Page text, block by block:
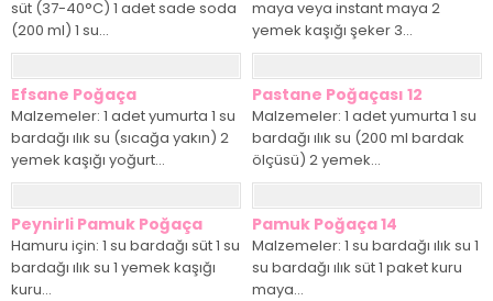
süt (37-40°C) 1 adet sade soda
(200 ml) 1 su...
maya veya instant maya 2
yemek kaşığı şeker 3...
Efsane Poğaça
Malzemeler: 1 adet yumurta 1 su
bardağı ılık su (sıcağa yakın) 2
yemek kaşığı yoğurt...
Pastane Poğaçası 12
Malzemeler: 1 adet yumurta 1 su
bardağı ılık su (200 ml bardak
ölçüsü) 2 yemek...
Peynirli Pamuk Poğaça
Hamuru için: 1 su bardağı süt 1 su
bardağı ılık su 1 yemek kaşığı
kuru...
Pamuk Poğaça 14
Malzemeler: 1 su bardağı ılık su 1
su bardağı ılık süt 1 paket kuru
maya...